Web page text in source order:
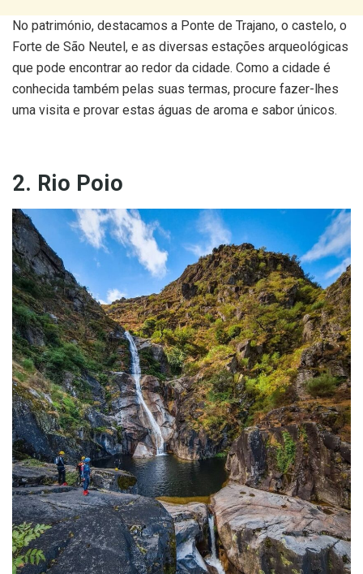
No património, destacamos a Ponte de Trajano, o castelo, o
Forte de São Neutel, e as diversas estações arqueológicas
que pode encontrar ao redor da cidade. Como a cidade é
conhecida também pelas suas termas, procure fazer-lhes
uma visita e provar estas águas de aroma e sabor únicos.
2. Rio Poio